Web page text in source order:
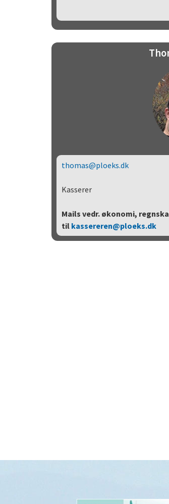
thomas@ploeks.dk
Kasserer
Mails vedr. økonomi,
til kassereren@ploeks.dk